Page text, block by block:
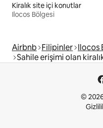
Kiralık site içi konutlar
Ilocos Bölgesi
Airbnb Filipinler Ilocos
Sahile erişimi olan
©